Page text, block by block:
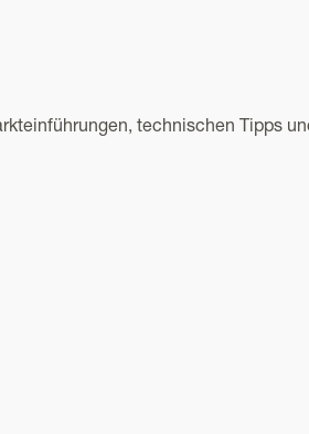
technischen Tipps